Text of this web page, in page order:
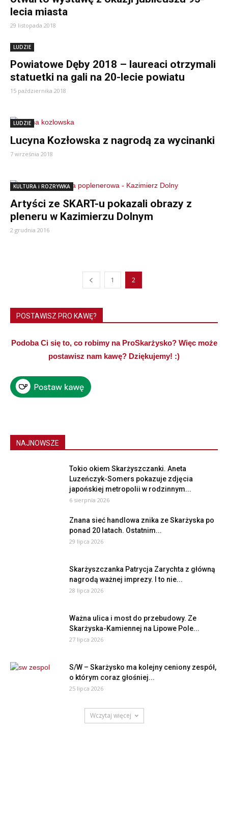
lecia miasta
29 listopada 2018
LUDZIE
Powiatowe Dęby 2018 – laureaci otrzymali
statuetki na gali na 20-lecie powiatu
15 października 2018
LUDZIE
Lucyna Kozłowska z nagrodą za wycinanki
7 września 2018
KULTURA i ROZRYWKA
Artyści ze SKART-u pokazali obrazy z
pleneru w Kazimierzu Dolnym
2 grudnia 2016
1 2
POSTAWISZ PRO KAWĘ?
Podoba Ci się to, co robimy na ProSkarżysko? Więc może
postawisz nam kawę? Dziękujemy! :)
NAJNOWSZE
Tokio okiem Skarżyszczanki. Aneta
Luzeńczyk-Somers pokazuje zdjęcia
japońskiej metropolii w rodzinnym...
6 sierpnia 2026
Znana sieć handlowa znika ze Skarżyska po
ponad 20 latach. Ostatnim...
29 lipca 2026
Skarżyszczanka Patrycja Zarychta z główną
nagrodą ważnej imprezy. I to nie...
28 lipca 2026
Ważna ulica i most do przebudowy. Ze
Skarżyska-Kamiennej na Lipowe Pole...
27 lipca 2026
S/W – Skarżysko ma kolejny ceniony zespół,
o którym coraz głośniej...
25 lipca 2026
Wczytaj więcej